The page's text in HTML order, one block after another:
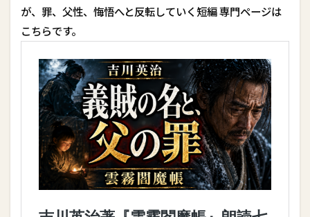
が、罪、父性、悔悟へと反転していく短編 専門ページは
こちらです。